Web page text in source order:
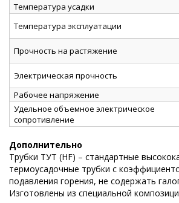
Температура усадки
Температура эксплуатации
Прочность на растяжение
Электрическая прочность
Рабочее напряжение
Удельное объемное электрическое
сопротивление
Дополнительно
Трубки ТУТ (HF) – стандартные
термоусадочные трубки с
подавления горения, не содержать
Изготовлены из специальной